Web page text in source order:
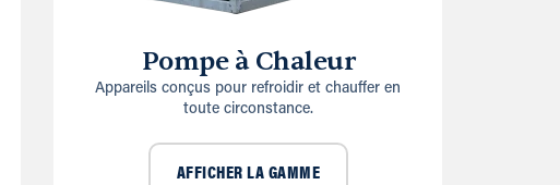
Pompe à Chaleur
Appareils conçus pour refroidir et chauffer en
toute circonstance.
AFFICHER LA GAMME